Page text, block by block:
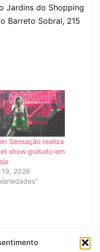
Jardins do Shopping
Barreto Sobral, 215
Sensação realiza
show gratuito em
19, 2026